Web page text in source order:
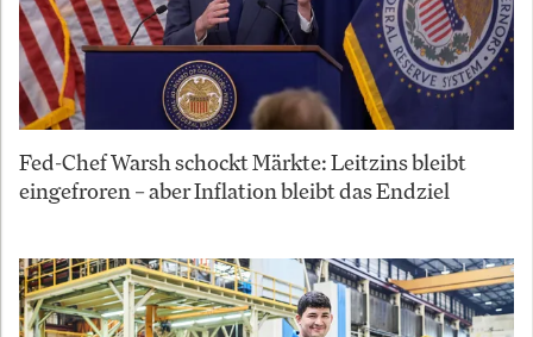
Fed-Chef Warsh schockt Märkte: Leitzins bleibt
eingefroren – aber Inflation bleibt das Endziel